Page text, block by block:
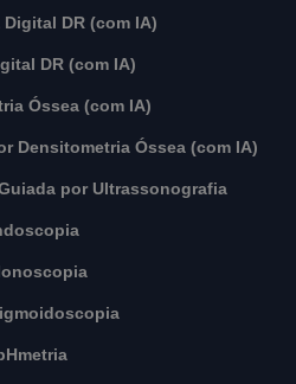
DR (com IA)
DR (com IA)
Óssea (com IA)
Densitometria Óssea (com IA)
por Ultrassonografia